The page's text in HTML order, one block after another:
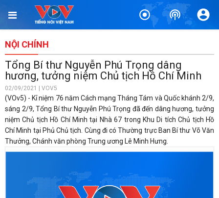
NỘI CHÍNH
Tổng Bí thư Nguyễn Phú Trọng dâng
hương, tưởng niệm Chủ tịch Hồ Chí Minh
02/09/2021 | VOV5
(VOv5) - Kỉ niệm 76 năm Cách mạng Tháng Tám và Quốc khánh 2/9,
sáng 2/9, Tổng Bí thư Nguyễn Phú Trọng đã đến dâng hương, tưởng
niệm Chủ tịch Hồ Chí Minh tại Nhà 67 trong Khu Di tích Chủ tịch Hồ
Chí Minh tại Phủ Chủ tịch. Cùng đi có Thường trực Ban Bí thư Võ Văn
Thưởng, Chánh văn phòng Trung ương Lê Minh Hưng.